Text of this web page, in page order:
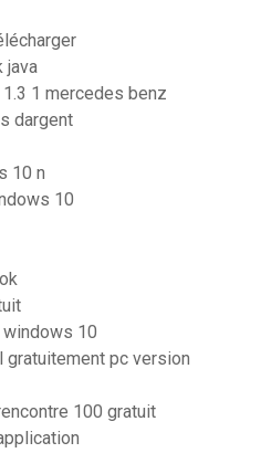
java
1 mercedes benz
dargent
10 n
10
10
gratuitement pc version
100 gratuit